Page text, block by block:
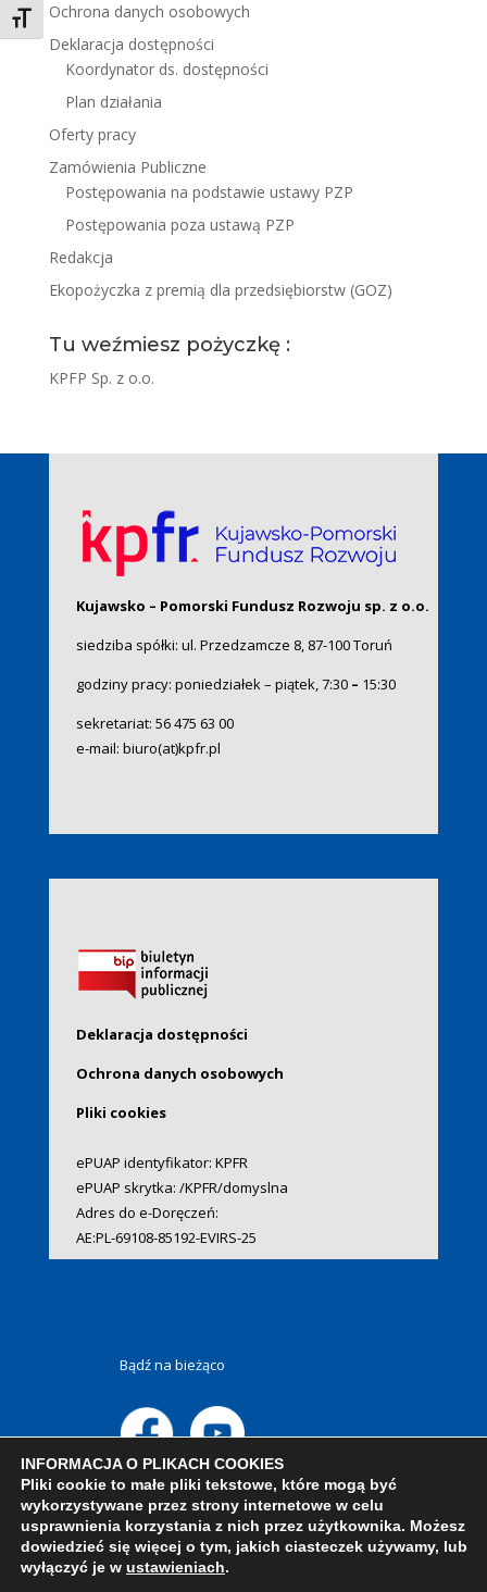
Toggle Font size
Ochrona danych osobowych
Deklaracja dostępności
Koordynator ds. dostępności
Plan działania
Oferty pracy
Zamówienia Publiczne
Postępowania na podstawie ustawy PZP
Postępowania poza ustawą PZP
Redakcja
Ekopożyczka z premią dla przedsiębiorstw (GOZ)
Tu weźmiesz pożyczkę :
KPFP Sp. z o.o.
Kujawsko – Pomorski Fundusz Rozwoju sp. z o.o.
siedziba spółki: ul. Przedzamcze 8, 87-100 Toruń
godziny pracy: poniedziałek – piątek, 7:30– 15:30
sekretariat: 56 475 63 00
e-mail: biuro(at)kpfr.pl
Deklaracja dostępności
Ochrona danych osobowych
Pliki cookies
ePUAP identyfikator: KPFR
ePUAP skrytka: /KPFR/domyslna
Adres do e-Doręczeń:
AE:PL-69108-85192-EVIRS-25
Bądź na bieżąco
INFORMACJA O PLIKACH COOKIES
Pliki cookie to małe pliki tekstowe, które mogą być
wykorzystywane przez strony internetowe w celu
usprawnienia korzystania z nich przez użytkownika. Możesz
dowiedzieć się więcej o tym, jakich ciasteczek używamy, lub
wyłączyć je w ustawieniach.